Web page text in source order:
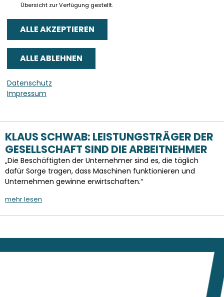
CDA BEZIRKSVERBAND OSTHESSEN
BEGRÜSST GRUNDRENTENKOMPROMISS
CDU, CSU und SPD haben sich auf einen Kompromiss bei der
dabei umgesetzt.
KLAUS SCHWAB: LEISTUNGSTRÄGER DER
GESELLSCHAFT SIND DIE ARBEITNEHMER
„Die Beschäftigten der Unternehmer sind es, die täglich
dafür Sorge tragen, dass Maschinen funktionieren und
Unternehmen gewinne erwirtschaften.“
mehr lesen
Übersicht zur Verfügung gestellt.
Datenschutz
Impressum